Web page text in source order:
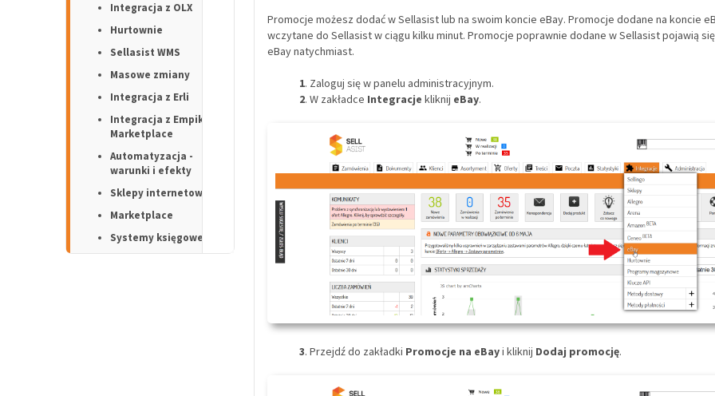
Integracja z OLX
Hurtownie
Sellasist WMS
Masowe zmiany
Integracja z Erli
Integracja z Empik
Marketplace
Automatyzacja -
warunki i efekty
Sklepy internetowe
Marketplace
Systemy księgowe
Promocje możesz dodać w Sellasist lub na swoim koncie eBay. Promocje dodane na koncie
wczytane do Sellasist w ciągu kilku minut. Promocje poprawnie dodane w Sellasist pojawią
eBay natychmiast.
1. Zaloguj się w panelu administracyjnym.
2. W zakładce Integracje kliknij eBay.
3. Przejdź do zakładki Promocje na eBayi kliknij Dodaj promocję.